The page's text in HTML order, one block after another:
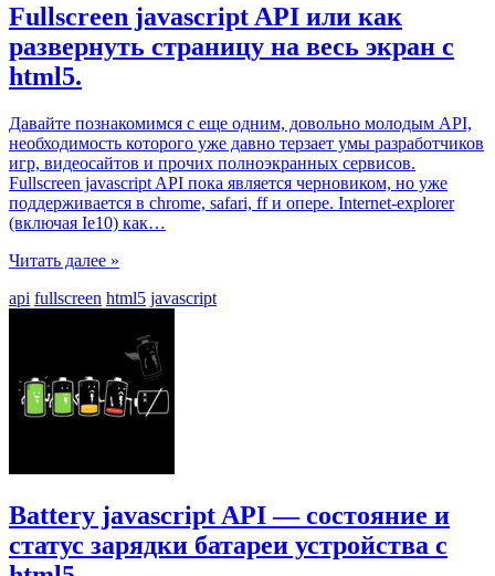
Fullscreen javascript API или как
развернуть страницу на весь экран c
html5.
Давайте познакомимся с еще одним, довольно молодым API,
необходимость которого уже давно терзает умы разработчиков
игр, видеосайтов и прочих полноэкранных сервисов.
Fullscreen javascript API пока является черновиком, но уже
поддерживается в chrome, safari, ff и опере. Internet-explorer
(включая Ie10) как…
Читать далее »
api fullscreen html5 javascript
Battery javascript API — состояние и
статус зарядки батареи устройства c